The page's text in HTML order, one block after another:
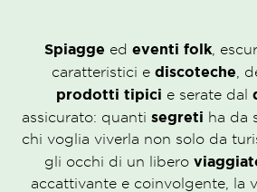
Spiagge ed eventi folk,
caratteristici e discoteche ,
prodotti tipici e serate dal
assicurato: quanti segreti ha da
chi voglia viverla non solo da
gli occhi di un libero
accattivante e coinvolgente, la